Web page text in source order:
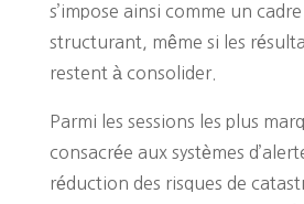
s’impose ainsi comme un
structurant, même si les
restent à consolider.
Parmi les sessions les plus
consacrée aux systèmes
réduction des risques de